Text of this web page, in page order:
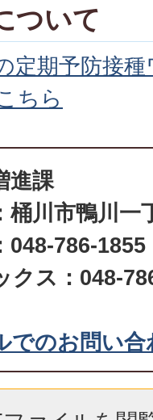
ついて
定期予防接
ちら
進課
桶川市鴨川一
048-786-1855
クス：048-
でのお問い